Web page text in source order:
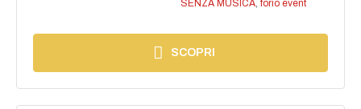
SENZA MUSICA, forio event
SCOPRI